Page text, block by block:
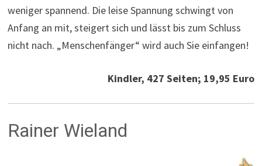
weniger spannend. Die leise Spannung schwingt von
Anfang an mit, steigert sich und lässt bis zum Schluss
nicht nach. „Menschenfänger“ wird auch Sie einfangen!
Kindler, 427 Seiten; 19,95 Euro
Rainer Wieland